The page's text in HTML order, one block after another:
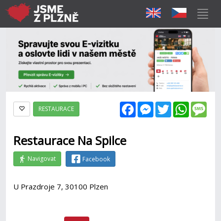
FacebookMessenger
Twitter
RESTAURACE
Restaurace Na Spilce
Navigovat Facebook
U Prazdroje 7, 30100 Plzen